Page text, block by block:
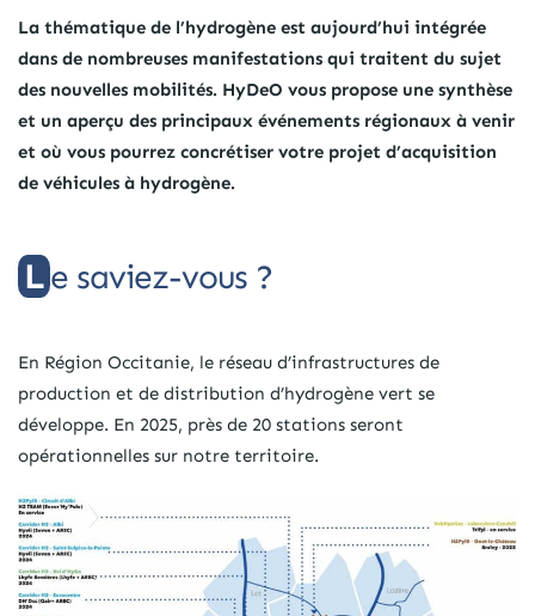
La thématique de l’hydrogène est aujourd’hui intégrée
dans de nombreuses manifestations qui traitent du sujet
des nouvelles mobilités. HyDeO vous propose une synthèse
et un aperçu des principaux événements régionaux à venir
et où vous pourrez concrétiser votre projet d’acquisition
de véhicules à hydrogène.
Le saviez-vous ?
En Région Occitanie, le réseau d’infrastructures de
production et de distribution d’hydrogène vert se
développe. En 2025, près de 20 stations seront
opérationnelles sur notre territoire.